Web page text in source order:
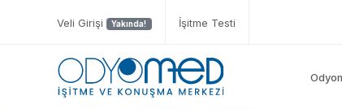
Veli Girişi Yakında! İşitme Testi